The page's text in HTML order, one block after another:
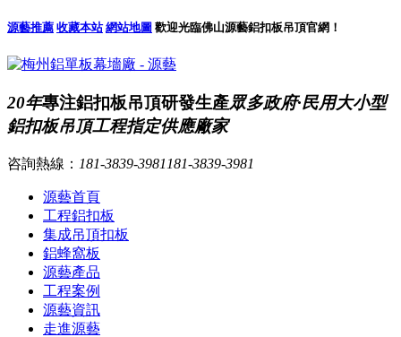
源藝推薦 收藏本站 網站地圖 歡迎光臨佛山源藝鋁扣板吊頂官網！
20年專注鋁扣板吊頂研發生產眾多政府·民用大小型
鋁扣板吊頂工程指定供應廠家
咨詢熱線： 181-3839-3981 181-3839-3981
源藝首頁
工程鋁扣板
集成吊頂扣板
鋁蜂窩板
源藝產品
工程案例
源藝資訊
走進源藝